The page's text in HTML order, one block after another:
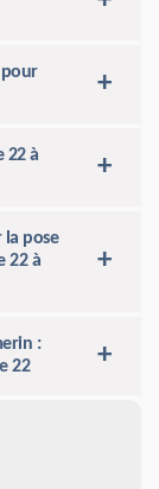
pour
22 à
la pose
22 à
:
22